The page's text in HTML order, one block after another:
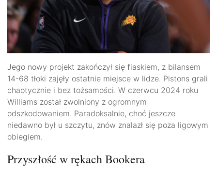
Jego nowy projekt zakończył się fiaskiem, z bilansem
14-68 tłoki zajęły ostatnie miejsce w lidze. Pistons grali
chaotycznie i bez tożsamości. W czerwcu 2024 roku
Williams został zwolniony z ogromnym
odszkodowaniem. Paradoksalnie, choć jeszcze
niedawno był u szczytu, znów znalazł się poza ligowym
obiegiem.
Przyszłość w rękach Bookera